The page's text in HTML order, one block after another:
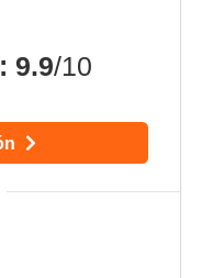
: 9.9/10